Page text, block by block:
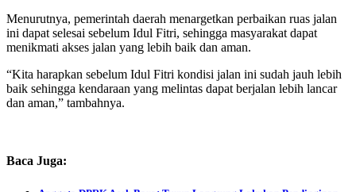
Menurutnya, pemerintah daerah menargetkan perbaikan ruas jalan
ini dapat selesai sebelum Idul Fitri, sehingga masyarakat dapat
menikmati akses jalan yang lebih baik dan aman.
“Kita harapkan sebelum Idul Fitri kondisi jalan ini sudah jauh lebih
baik sehingga kendaraan yang melintas dapat berjalan lebih lancar
dan aman,” tambahnya.
Baca Juga: